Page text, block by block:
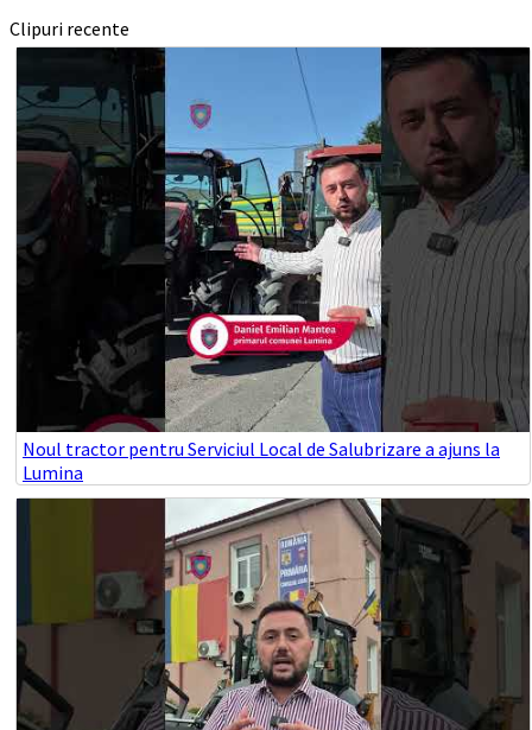
Clipuri recente
Noul tractor pentru Serviciul Local de Salubrizare a ajuns la
Lumina